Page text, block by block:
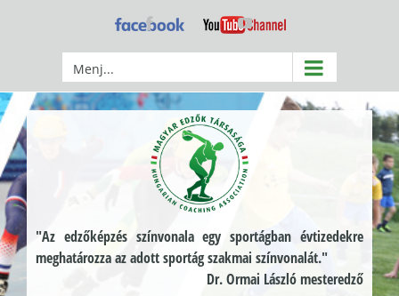
Facebook YouTube
Menj...
"Az edzőképzés színvonala egy sportágban évtizedekre
meghatározza az adott sportág szakmai színvonalát."
Dr. Ormai László mesteredző